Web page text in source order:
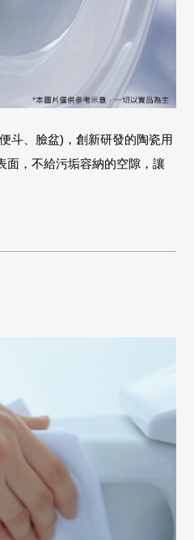
斗、臉盆)，創新研發的陶瓷用
面，不給污垢容納的空隙，讓